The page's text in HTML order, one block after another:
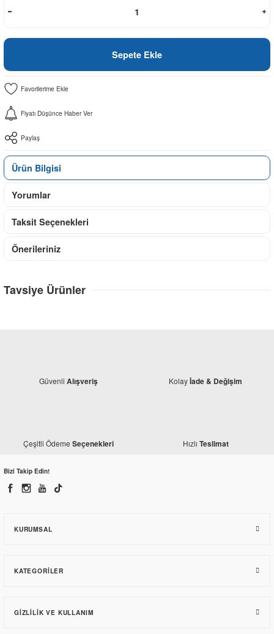
Sepete Ekle
Fiyatı Düşünce Haber Ver
Paylaş
Ürün Bilgisi
Yorumlar
Taksit Seçenekleri
Önerileriniz
Tavsiye Ürünler
Kaly
Güvenli Alışveriş Kolayİade & Değişim
Çeşitli Ödeme Seçenekleri Hızlı Teslimat
Bizi Takip Edin!
KURUMSAL
KATEGORILER
GIZLILIK VE KULLANIM